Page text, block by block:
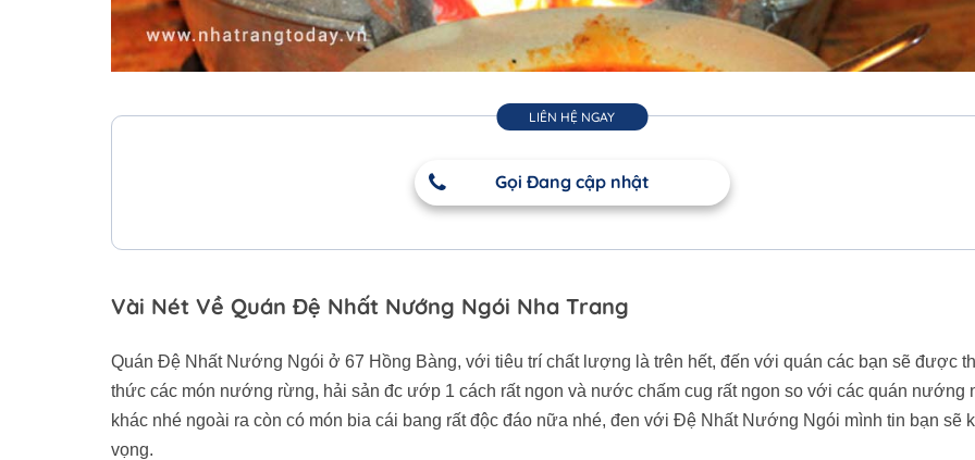
LIÊN HỆ NGAY
Gọi Đang cập nhật
Vài Nét Về Quán Đệ Nhất Nướng Ngói Nha Trang
Quán Đệ Nhất Nướng Ngói ở 67 Hồng Bàng, với tiêu trí chất lượng là trên hết, đến với quán các bạn sẽ được
thức các món nướng rừng, hải sản đc ướp 1 cách rất ngon và nước chấm cug rất ngon so với các quán nướng
khác nhé ngoài ra còn có món bia cái bang rất độc đáo nữa nhé, đen với Đệ Nhất Nướng Ngói mình tin bạn sẽ
vọng.